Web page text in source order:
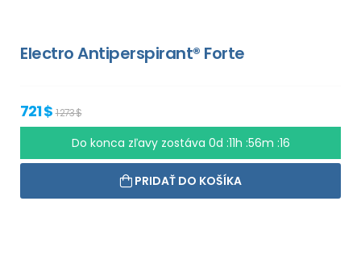
Electro Antiperspirant® Forte
721 $1 273 $
Do konca zľavy zostáva 0d :11h :56m :15
PRIDAŤ DO KOŠÍKA